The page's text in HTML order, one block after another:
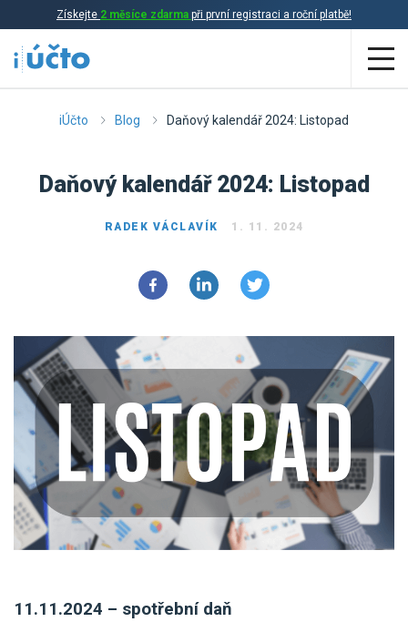
Získejte 2 měsíce zdarma při první registraci a roční platbě!
Aplikace
Přehled funkcí
Online daňová evidence
Online fakturace
Propojení s bankou
Účetní a manažerské reporty
Ceník a sklady
One Stop Shop (OSS)
Účetní služby
Pro uživatele iÚčto
Poptávka účetních služeb
Ceník účetních služeb
Pro koho je určené
Pro firmy
Pro živnostníky
Pro spolky
VYZKOUŠET ZDARMA PŘIHLÁSIT SE
iÚčto Blog Daňový kalendář 2024: Listopad
Daňový kalendář 2024: Listopad
RADEK VÁCLAVÍK 1. 11. 2024
11.11.2024 – spotřební daň